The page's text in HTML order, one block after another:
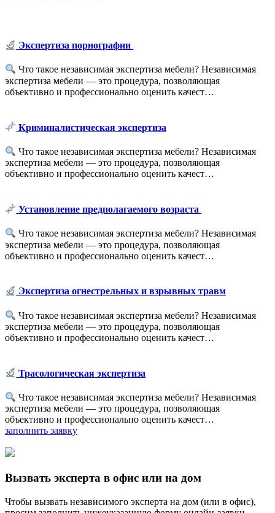
Экспертиза порнографии
Что такое независимая экспертиза мебели? Независимая
экспертиза мебели — это процедура, позволяющая
объективно и профессионально оценить качест…
Криминалистическая экспертиза
Что такое независимая экспертиза мебели? Независимая
экспертиза мебели — это процедура, позволяющая
объективно и профессионально оценить качест…
Установление предполагаемого возраста
Что такое независимая экспертиза мебели? Независимая
экспертиза мебели — это процедура, позволяющая
объективно и профессионально оценить качест…
Экспертиза огнестрельных и взрывных травм
Что такое независимая экспертиза мебели? Независимая
экспертиза мебели — это процедура, позволяющая
объективно и профессионально оценить качест…
Трасологическая экспертиза
Что такое независимая экспертиза мебели? Независимая
экспертиза мебели — это процедура, позволяющая
объективно и профессионально оценить качест…
заполнить заявку
Вызвать эксперта в офис или на дом
Чтобы вызвать независимого эксперта на дом (или в офис),